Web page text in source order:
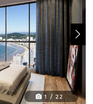
1 / 22